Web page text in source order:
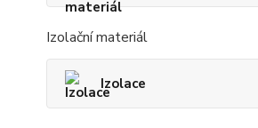
Izolační materiál
Izolace